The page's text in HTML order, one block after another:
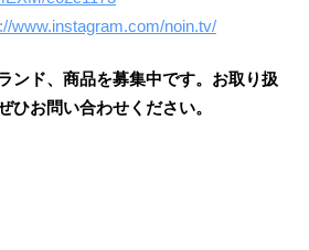
www.instagram.com/noin.tv/
ンド、商品を募集中です。お取り扱
ひお問い合わせください。